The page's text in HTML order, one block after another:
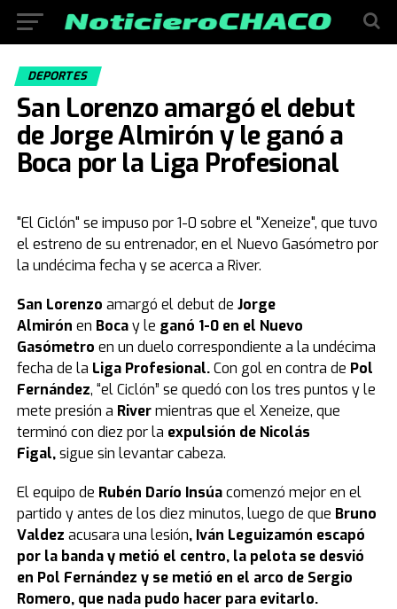
DEPORTES
San Lorenzo amargó el debut
de Jorge Almirón y le ganó a
Boca por la Liga Profesional
"El Ciclón" se impuso por 1-0 sobre el "Xeneize", que tuvo
el estreno de su entrenador, en el Nuevo Gasómetro por
la undécima fecha y se acerca a River.
San Lorenzo amargó el debut de Jorge
Almirón en Bocay le ganó 1-0 en el Nuevo
Gasómetro en un duelo correspondiente a la undécima
fecha de la Liga Profesional.Con gol en contra de Pol
Fernández, “el Ciclón” se quedó con los tres puntos y le
mete presión a Rivermientras que el Xeneize, que
terminó con diez por la expulsión de Nicolás
Figal,sigue sin levantar cabeza.
El equipo de Rubén Darío Insúacomenzó mejor en el
partido y antes de los diez minutos, luego de que Bruno
Valdez acusara una lesión, Iván Leguizamón escapó
por la banda y metió el centro, la pelota se desvió
en Pol Fernández y se metió en el arco de Sergio
Romero, que nada pudo hacer para evitarlo.